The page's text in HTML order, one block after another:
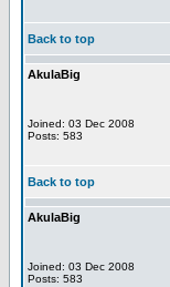
Back to top
AkulaBig
Joined: 03 Dec 2008
Posts: 583
Back to top
AkulaBig
Joined: 03 Dec 2008
Posts: 583